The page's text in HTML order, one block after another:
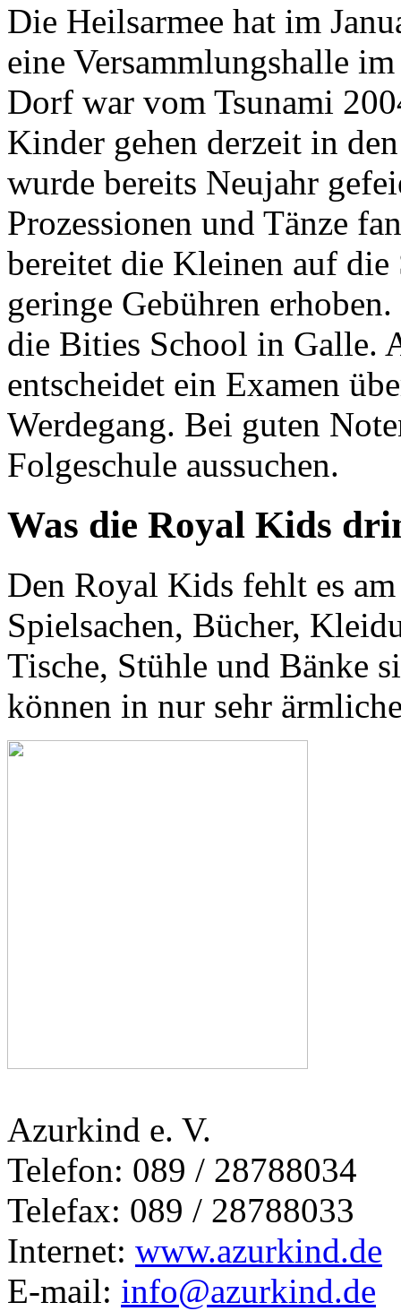
Die Heilsarmee hat im
eine Versammlungshalle
Dorf war vom Tsunami
Kinder gehen derzeit in
wurde bereits Neujahr
Prozessionen und Tänze
bereitet die Kleinen auf die
geringe Gebühren
die Bities School in Galle.
entscheidet ein Examen
Werdegang. Bei guten
Folgeschule aussuchen.
Was die Royal Kids
Den Royal Kids fehlt es
Spielsachen, Bücher,
Tische, Stühle und Bänke
können in nur sehr
Azurkind e. V.
Telefon: 089 / 28788034
Telefax: 089 / 28788033
Internet: www.azurkind.de
E-mail: info@azurkind.de